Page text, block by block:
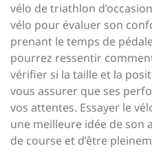
vélo de triathlon
vélo pour évaluer son
prenant le temps de
pourrez ressentir
vérifier si la taille et la
vous assurer que ses
vos attentes. Essayer le
une meilleure idée de son
de course et d’être